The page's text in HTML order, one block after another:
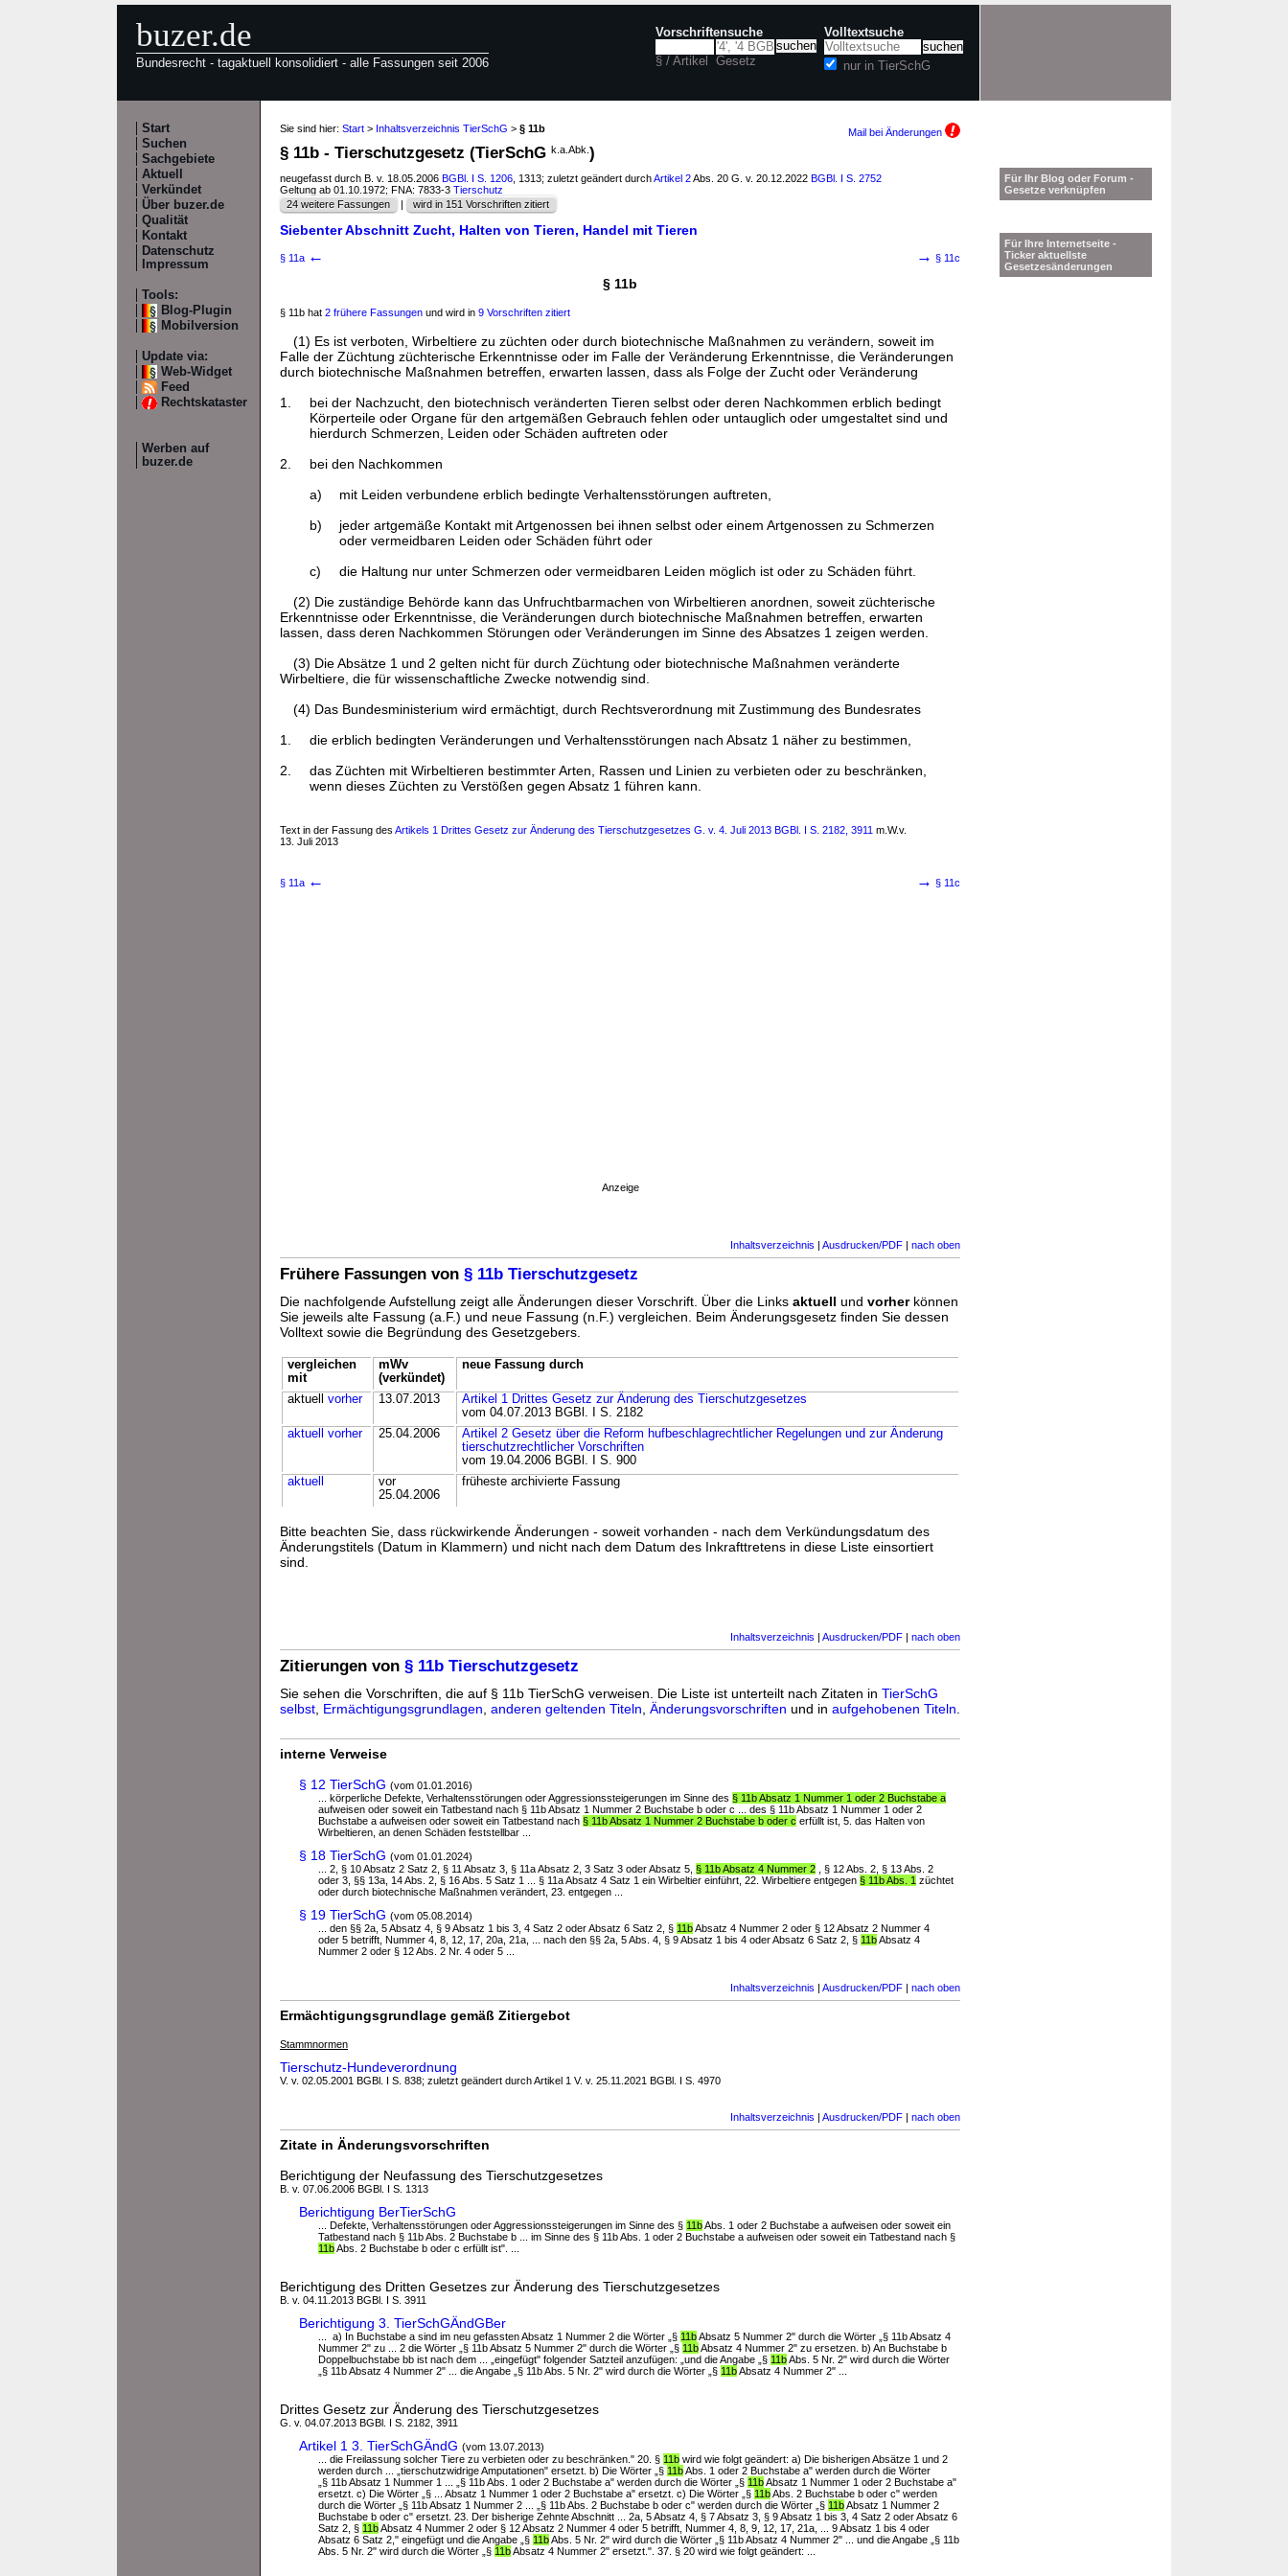
buzer.de
Bundesrecht - tagaktuell konsolidiert - alle Fassungen seit 2006
Vorschriftensuche
§ / Artikel Gesetz
Volltextsuche
nur in TierSchG
Start
Suchen
Sachgebiete
Aktuell
Verkündet
Über buzer.de
Qualität
Kontakt
Datenschutz
Impressum
Tools:
Blog-Plugin
Mobilversion
Update via:
Web-Widget
Feed
Rechtskataster
Werben auf
buzer.de
Sie sind hier: Start > Inhaltsverzeichnis TierSchG > § 11b Mail bei Änderungen
§ 11b - Tierschutzgesetz (TierSchG k.a.Abk. )
neugefasst durch B. v. 18.05.2006 BGBl. I S. 1206 , 1313; zuletzt geändert durchArtikel 2Abs. 20 G. v. 20.12.2022 BGBl. I S. 2752
Geltung ab 01.10.1972; FNA: 7833-3 Tierschutz
24 weitere Fassungen
| wird in 151 Vorschriften zitiert
Siebenter Abschnitt Zucht, Halten von Tieren, Handel mit Tieren
§ 11a ← → § 11c
§ 11b
§ 11b hat 2 frühere Fassungen und wird in 9 Vorschriften zitiert
(1) Es ist verboten, Wirbeltiere zu züchten oder durch biotechnische Maßnahmen zu verändern, soweit im
Falle der Züchtung züchterische Erkenntnisse oder im Falle der Veränderung Erkenntnisse, die Veränderungen
durch biotechnische Maßnahmen betreffen, erwarten lassen, dass als Folge der Zucht oder Veränderung
1.
bei der Nachzucht, den biotechnisch veränderten Tieren selbst oder deren Nachkommen erblich bedingt
Körperteile oder Organe für den artgemäßen Gebrauch fehlen oder untauglich oder umgestaltet sind und
hierdurch Schmerzen, Leiden oder Schäden auftreten oder
2.
bei den Nachkommen
a)
mit Leiden verbundene erblich bedingte Verhaltensstörungen auftreten,
b)
jeder artgemäße Kontakt mit Artgenossen bei ihnen selbst oder einem Artgenossen zu Schmerzen
oder vermeidbaren Leiden oder Schäden führt oder
c)
die Haltung nur unter Schmerzen oder vermeidbaren Leiden möglich ist oder zu Schäden führt.
(2) Die zuständige Behörde kann das Unfruchtbarmachen von Wirbeltieren anordnen, soweit züchterische
Erkenntnisse oder Erkenntnisse, die Veränderungen durch biotechnische Maßnahmen betreffen, erwarten
lassen, dass deren Nachkommen Störungen oder Veränderungen im Sinne des Absatzes 1 zeigen werden.
(3) Die Absätze 1 und 2 gelten nicht für durch Züchtung oder biotechnische Maßnahmen veränderte
Wirbeltiere, die für wissenschaftliche Zwecke notwendig sind.
(4) Das Bundesministerium wird ermächtigt, durch Rechtsverordnung mit Zustimmung des Bundesrates
1.
die erblich bedingten Veränderungen und Verhaltensstörungen nach Absatz 1 näher zu bestimmen,
2.
das Züchten mit Wirbeltieren bestimmter Arten, Rassen und Linien zu verbieten oder zu beschränken,
wenn dieses Züchten zu Verstößen gegen Absatz 1 führen kann.
Text in der Fassung des Artikels 1 Drittes Gesetz zur Änderung des Tierschutzgesetzes G. v. 4. Juli 2013 BGBl. I S. 2182, 3911 m.W.v.
13. Juli 2013
§ 11a ← → § 11c
Anzeige
Inhaltsverzeichnis | Ausdrucken/PDF | nach oben
Frühere Fassungen von § 11b Tierschutzgesetz
Die nachfolgende Aufstellung zeigt alle Änderungen dieser Vorschrift. Über die Links aktuell und vorherkönnen
Sie jeweils alte Fassung (a.F.) und neue Fassung (n.F.) vergleichen. Beim Änderungsgesetz finden Sie dessen
Volltext sowie die Begründung des Gesetzgebers.
vergleichen
mit
mWv
(verkündet)
neue Fassung durch
aktuell vorher 13.07.2013
Artikel 1 Drittes Gesetz zur Änderung des Tierschutzgesetzes
vom 04.07.2013 BGBl. I S. 2182
aktuell
vorher 25.04.2006
Artikel 2 Gesetz über die Reform hufbeschlagrechtlicher Regelungen und zur Änderung
tierschutzrechtlicher Vorschriften
vom 19.04.2006 BGBl. I S. 900
aktuell
vor
25.04.2006
früheste archivierte Fassung
Bitte beachten Sie, dass rückwirkende Änderungen - soweit vorhanden - nach dem Verkündungsdatum des
Änderungstitels (Datum in Klammern) und nicht nach dem Datum des Inkrafttretens in diese Liste einsortiert
sind.
Inhaltsverzeichnis | Ausdrucken/PDF | nach oben
Zitierungen von § 11b Tierschutzgesetz
Sie sehen die Vorschriften, die auf § 11b TierSchG verweisen. Die Liste ist unterteilt nach Zitaten in TierSchG
selbst Ermächtigungsgrundlagen anderen geltenden Titeln Änderungsvorschriften und in aufgehobenen Titeln
interne Verweise
§ 12 TierSchG (vom 01.01.2016)
... körperliche Defekte, Verhaltensstörungen oder Aggressionssteigerungen im Sinne des § 11b Absatz 1 Nummer 1 oder 2 Buchstabe a
aufweisen oder soweit ein Tatbestand nach § 11b Absatz 1 Nummer 2 Buchstabe b oder c ... des § 11b Absatz 1 Nummer 1 oder 2
Buchstabe a aufweisen oder soweit ein Tatbestand nach § 11b Absatz 1 Nummer 2 Buchstabe b oder c erfüllt ist, 5. das Halten von
Wirbeltieren, an denen Schäden feststellbar ...
§ 18 TierSchG (vom 01.01.2024)
... 2, § 10 Absatz 2 Satz 2, § 11 Absatz 3, § 11a Absatz 2, 3 Satz 3 oder Absatz 5, § 11b Absatz 4 Nummer 2 , § 12 Abs. 2, § 13 Abs. 2
oder 3, §§ 13a, 14 Abs. 2, § 16 Abs. 5 Satz 1 ... § 11a Absatz 4 Satz 1 ein Wirbeltier einführt, 22. Wirbeltiere entgegen § 11b Abs. 1 züchtet
oder durch biotechnische Maßnahmen verändert, 23. entgegen ...
§ 19 TierSchG (vom 05.08.2014)
... den §§ 2a, 5 Absatz 4, § 9 Absatz 1 bis 3, 4 Satz 2 oder Absatz 6 Satz 2, § 11bAbsatz 4 Nummer 2 oder § 12 Absatz 2 Nummer 4
oder 5 betrifft, Nummer 4, 8, 12, 17, 20a, 21a, ... nach den §§ 2a, 5 Abs. 4, § 9 Absatz 1 bis 4 oder Absatz 6 Satz 2, § 11bAbsatz 4
Nummer 2 oder § 12 Abs. 2 Nr. 4 oder 5 ...
Inhaltsverzeichnis | Ausdrucken/PDF | nach oben
Ermächtigungsgrundlage gemäß Zitiergebot
Stammnormen
Tierschutz-Hundeverordnung
V. v. 02.05.2001 BGBl. I S. 838; zuletzt geändert durch Artikel 1 V. v. 25.11.2021 BGBl. I S. 4970
Inhaltsverzeichnis | Ausdrucken/PDF | nach oben
Zitate in Änderungsvorschriften
Berichtigung der Neufassung des Tierschutzgesetzes
B. v. 07.06.2006 BGBl. I S. 1313
Berichtigung BerTierSchG
... Defekte, Verhaltensstörungen oder Aggressionssteigerungen im Sinne des § 11bAbs. 1 oder 2 Buchstabe a aufweisen oder soweit ein
Tatbestand nach § 11b Abs. 2 Buchstabe b ... im Sinne des § 11b Abs. 1 oder 2 Buchstabe a aufweisen oder soweit ein Tatbestand nach §
11bAbs. 2 Buchstabe b oder c erfüllt ist". ...
Berichtigung des Dritten Gesetzes zur Änderung des Tierschutzgesetzes
B. v. 04.11.2013 BGBl. I S. 3911
Berichtigung 3. TierSchGÄndGBer
... a) In Buchstabe a sind im neu gefassten Absatz 1 Nummer 2 die Wörter „§ 11bAbsatz 5 Nummer 2" durch die Wörter „§ 11b Absatz 4
Nummer 2" zu ... 2 die Wörter „§ 11b Absatz 5 Nummer 2" durch die Wörter „§ 11bAbsatz 4 Nummer 2" zu ersetzen. b) An Buchstabe b
Doppelbuchstabe bb ist nach dem ... „eingefügt" folgender Satzteil anzufügen: „und die Angabe „§ 11bAbs. 5 Nr. 2" wird durch die Wörter
„§ 11b Absatz 4 Nummer 2" ... die Angabe „§ 11b Abs. 5 Nr. 2" wird durch die Wörter „§ 11bAbsatz 4 Nummer 2" ...
Drittes Gesetz zur Änderung des Tierschutzgesetzes
G. v. 04.07.2013 BGBl. I S. 2182, 3911
Artikel 1 3. TierSchGÄndG (vom 13.07.2013)
... die Freilassung solcher Tiere zu verbieten oder zu beschränken." 20. § 11b wird wie folgt geändert: a) Die bisherigen Absätze 1 und 2
werden durch ... „tierschutzwidrige Amputationen" ersetzt. b) Die Wörter „§ 11bAbs. 1 oder 2 Buchstabe a" werden durch die Wörter
„§ 11b Absatz 1 Nummer 1 ... „§ 11b Abs. 1 oder 2 Buchstabe a" werden durch die Wörter „§ 11bAbsatz 1 Nummer 1 oder 2 Buchstabe a"
ersetzt. c) Die Wörter „§ ... Absatz 1 Nummer 1 oder 2 Buchstabe a" ersetzt. c) Die Wörter „§ 11bAbs. 2 Buchstabe b oder c" werden
durch die Wörter „§ 11b Absatz 1 Nummer 2 ... „§ 11b Abs. 2 Buchstabe b oder c" werden durch die Wörter „§ 11bAbsatz 1 Nummer 2
Buchstabe b oder c" ersetzt. 23. Der bisherige Zehnte Abschnitt ... 2a, 5 Absatz 4, § 7 Absatz 3, § 9 Absatz 1 bis 3, 4 Satz 2 oder Absatz 6
Satz 2, § 11bAbsatz 4 Nummer 2 oder § 12 Absatz 2 Nummer 4 oder 5 betrifft, Nummer 4, 8, 9, 12, 17, 21a, ... 9 Absatz 1 bis 4 oder
Absatz 6 Satz 2," eingefügt und die Angabe „§ 11bAbs. 5 Nr. 2" wird durch die Wörter „§ 11b Absatz 4 Nummer 2" ... und die Angabe „§ 11b
Abs. 5 Nr. 2" wird durch die Wörter „§ 11bAbsatz 4 Nummer 2" ersetzt.". 37. § 20 wird wie folgt geändert: ...
Für Ihr Blog oder Forum -
Gesetze verknüpfen
Für Ihre Internetseite -
Ticker aktuellste
Gesetzesänderungen